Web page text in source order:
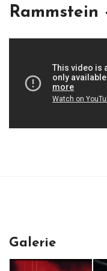
Rammstein
Galerie